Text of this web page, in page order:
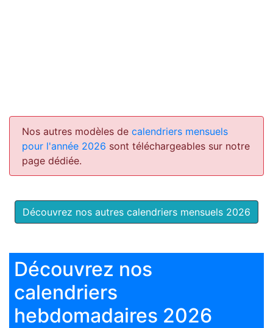
Nos autres modèles de calendriers mensuels
pour l'année 2026 sont téléchargeables sur notre
page dédiée.
Découvrez nos autres calendriers mensuels 2026
Découvrez nos
calendriers
hebdomadaires 2026